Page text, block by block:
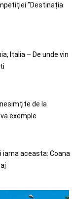
”Destinația
Italia – De unde vin
de la
exemple
aceasta: Coana